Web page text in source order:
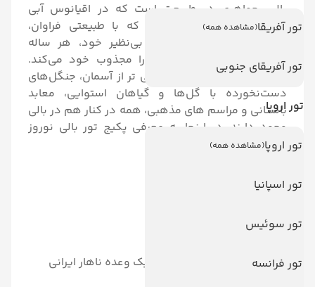
تور آفریقا(مشاهده همه)
تور آفریقای جنوبی
تور اروپا
تور اروپا(مشاهده همه)
تور اسپانیا
تور سوئیس
تور فرانسه
بالی، جواهری در طبیعت است که در اقیانوس آبی
اندونزی می‌درخشد. جزیره‌ای که با طبیعتی فراوان،
فرهنگی ژرف و زیبایی‌های بی‌نظیر خود، هر ساله
گردشگرانی از سراسر جهان را مجذوب خود می‌کند.
ساحل‌های طلایی با آب‌های آبی‌ تر از آسمان، جنگل‌های
دست‌نخورده با گل‌ها و گیاهان استوایی، معابد
باستانی و مراسم‌ های مذهبی، همه در کنار هم در بالی
وجود دارند. در اینجا به معرفی پکیج تور بالی نوروز
1405 می پردازیم.
*
بلیط رفت و برگشت هواپیما
اقامت در هتل با صبحانه
*راهنمای تور
*یک گشت نیمروزی شهری با یک وعده ناهار ایرانی